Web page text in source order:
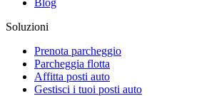
Soluzioni
Prenota parcheggio
Parcheggia flotta
Affitta posti auto
Gestisci i tuoi posti auto